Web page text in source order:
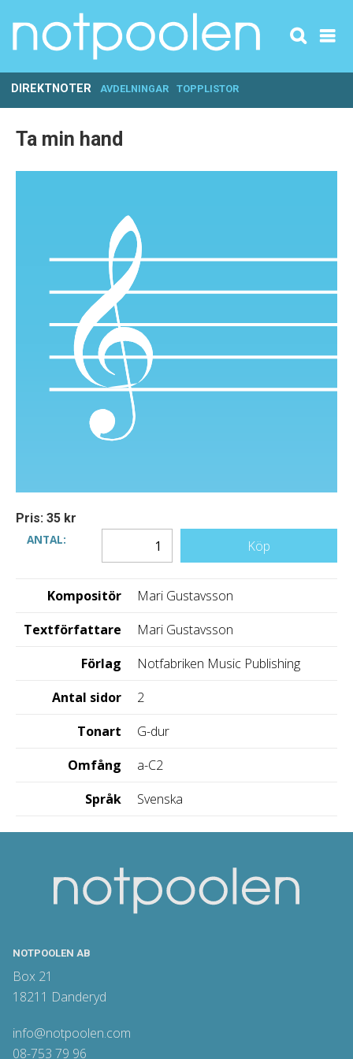
DIREKTNOTER AVDELNINGAR TOPPLISTOR
Ta min hand
Pris: 35 kr
ANTAL:
Köp
Kompositör
Mari Gustavsson
Textförfattare
Mari Gustavsson
Förlag
Notfabriken Music Publishing
Antal sidor
2
Tonart
G-dur
Omfång
a-C2
Språk
Svenska
NOTPOOLEN AB
Box 21
18211 Danderyd
info@notpoolen.com
08-753 79 96